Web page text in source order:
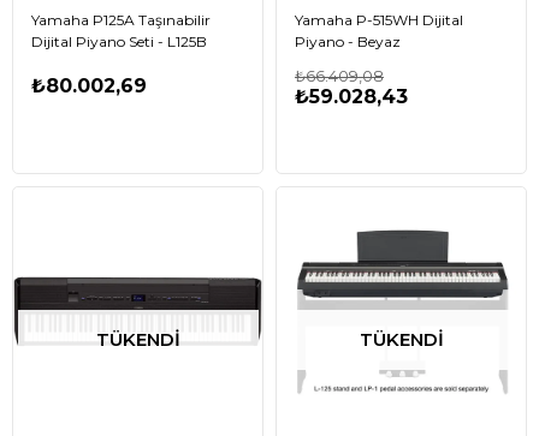
Yamaha P125A Taşınabilir
Dijital Piyano Seti - L125B
₺80.002,69
Yamaha P-515WH Dijital
Piyano - Beyaz
₺59.028,43
₺66.409,08
TÜKENDI TÜKENDI